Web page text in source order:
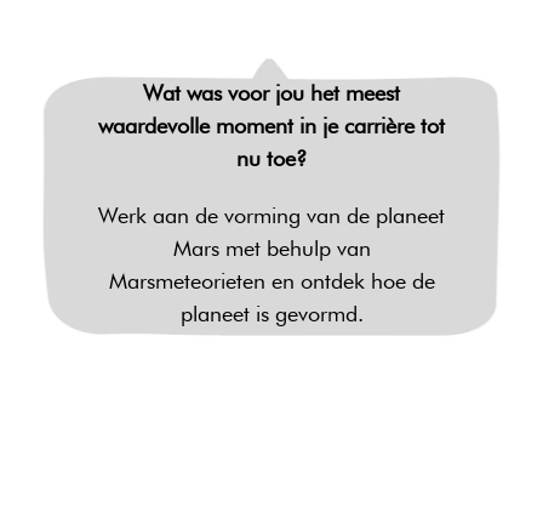
Wat was voor jou het meest
waardevolle moment in je carrière tot
nu toe?
Werk aan de vorming van de planeet
Mars met behulp van
Marsmeteorieten en ontdek hoe de
planeet is gevormd.